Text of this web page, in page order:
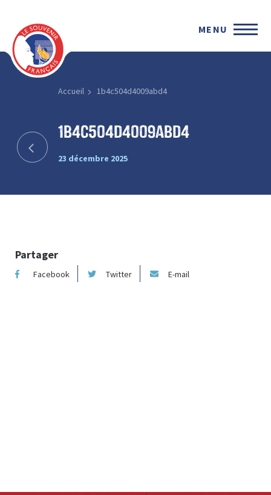
MENU
Accueil 1b4c504d4009abd4
1b4c504d4009abd4
23 décembre 2025
Partager
Facebook Twitter E-mail